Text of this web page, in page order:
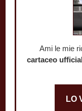
Ami le mie
cartaceo
LO